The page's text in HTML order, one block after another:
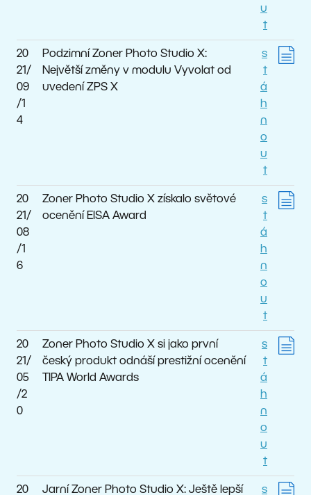
u
t
20
21/
09
/1
4
Podzimní Zoner Photo Studio X:
Největší změny v modulu Vyvolat od
uvedení ZPS X
s
t
á
h
n
o
u
t
20
21/
08
/1
6
Zoner Photo Studio X získalo světové
ocenění EISA Award
s
t
á
h
n
o
u
t
20
21/
05
/2
0
Zoner Photo Studio X si jako první
český produkt odnáší prestižní ocenění
TIPA World Awards
s
t
á
h
n
o
u
t
20
Jarní Zoner Photo Studio X: Ještě lepší
s